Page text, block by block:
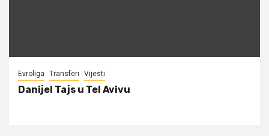
Evroliga Transferi Vijesti
Danijel Tajs u Tel Avivu